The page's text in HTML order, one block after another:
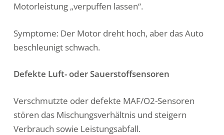
Motorleistung „verpuffen lassen“.
Symptome: Der Motor dreht hoch, aber das Auto
beschleunigt schwach.
Defekte Luft- oder Sauerstoffsensoren
Verschmutzte oder defekte MAF/O2-Sensoren
stören das Mischungsverhältnis und steigern
Verbrauch sowie Leistungsabfall.